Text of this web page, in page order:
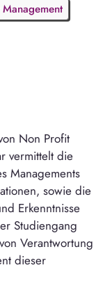
Non Profit
vermittelt die
Managements
sowie die
Erkenntnisse
Studiengang
Verantwortung
dieser